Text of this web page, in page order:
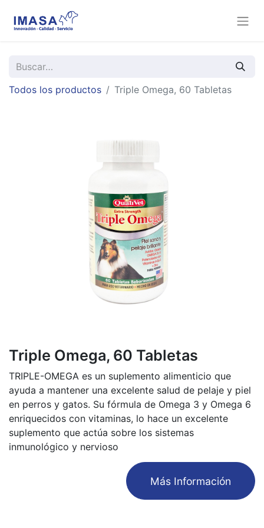
Todos los productos Triple Omega, 60 Tabletas
Triple Omega, 60 Tabletas
TRIPLE-OMEGA es un suplemento alimenticio que
ayuda a mantener una excelente salud de pelaje y piel
en perros y gatos. Su fórmula de Omega 3 y Omega 6
enriquecidos con vitaminas, lo hace un excelente
suplemento que actúa sobre los sistemas
inmunológico y nervioso
​Más Información